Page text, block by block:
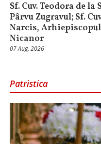
Sf. Cuv. Teodora de
Pârvu Zugravul; Sf.
Narcis,
Nicanor
07 Aug, 2026
Patristica